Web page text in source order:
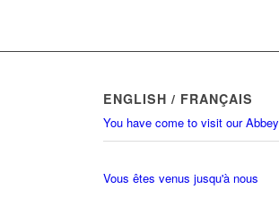
ENGLISH / FRANÇAIS
You have come to visit our Abbey
Vous êtes venus jusqu'à nous